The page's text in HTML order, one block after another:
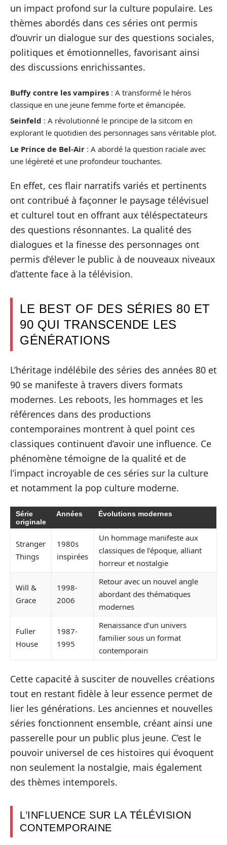
un impact profond sur la culture populaire. Les
thèmes abordés dans ces séries ont permis
d’ouvrir un dialogue sur des questions sociales,
politiques et émotionnelles, favorisant ainsi
des discussions enrichissantes.
Buffy contre les vampires : A transformé le héros
classique en une jeune femme forte et émancipée.
Seinfeld : A révolutionné le principe de la sitcom en
explorant le quotidien des personnages sans véritable plot.
Le Prince de Bel-Air : A abordé la question raciale avec
une légèreté et une profondeur touchantes.
En effet, ces flair narratifs variés et pertinents
ont contribué à façonner le paysage télévisuel
et culturel tout en offrant aux téléspectateurs
des questions résonnantes. La qualité des
dialogues et la finesse des personnages ont
permis d’élever le public à de nouveaux niveaux
d’attente face à la télévision.
LE BEST OF DES SÉRIES 80 ET
90 QUI TRANSCENDE LES
GÉNÉRATIONS
L’héritage indélébile des séries des années 80 et
90 se manifeste à travers divers formats
modernes. Les reboots, les hommages et les
références dans des productions
contemporaines montrent à quel point ces
classiques continuent d’avoir une influence. Ce
phénomène témoigne de la qualité et de
l’impact incroyable de ces séries sur la culture
et notamment la pop culture moderne.
Série
originale
Années Évolutions modernes
Stranger
Things
1980s
inspirées
Un hommage manifeste aux
classiques de l’époque, alliant
horreur et nostalgie
Will &
Grace
1998-
2006
Retour avec un nouvel angle
abordant des thématiques
modernes
Fuller
House
1987-
1995
Renaissance d’un univers
familier sous un format
contemporain
Cette capacité à susciter de nouvelles créations
tout en restant fidèle à leur essence permet de
lier les générations. Les anciennes et nouvelles
séries fonctionnent ensemble, créant ainsi une
passerelle pour un public plus jeune. C’est le
pouvoir universel de ces histoires qui évoquent
non seulement la nostalgie, mais également
des thèmes intemporels.
L’INFLUENCE SUR LA TÉLÉVISION
CONTEMPORAINE